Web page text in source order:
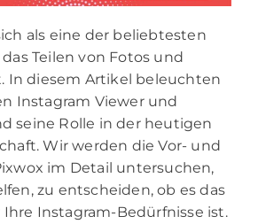
als eine der beliebtesten
Teilen von Fotos und
In diesem Artikel beleuchten
Instagram Viewer und
seine Rolle in der heutigen
Wir werden die Vor- und
im Detail untersuchen,
zu entscheiden, ob es das
Instagram-Bedürfnisse ist.